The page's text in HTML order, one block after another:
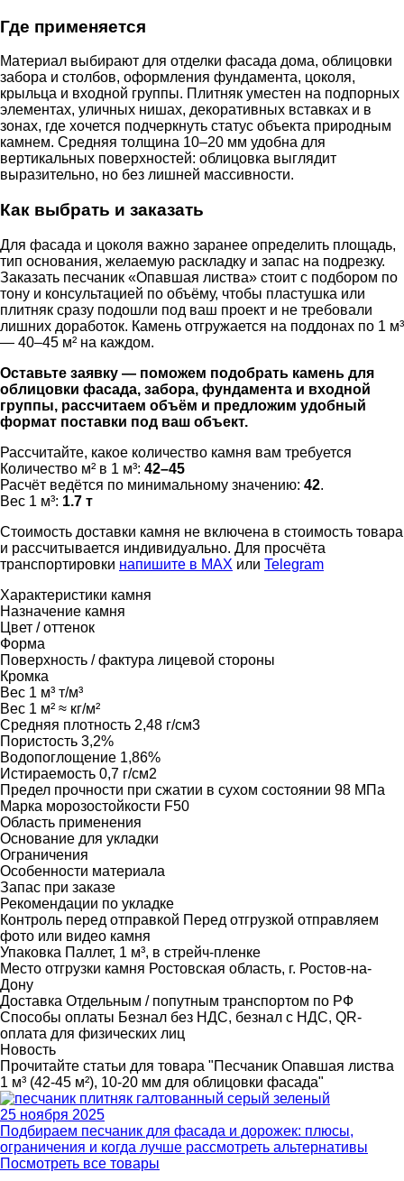
Где применяется
Материал выбирают для отделки фасада дома, облицовки
забора и столбов, оформления фундамента, цоколя,
крыльца и входной группы. Плитняк уместен на подпорных
элементах, уличных нишах, декоративных вставках и в
зонах, где хочется подчеркнуть статус объекта природным
камнем. Средняя толщина 10–20 мм удобна для
вертикальных поверхностей: облицовка выглядит
выразительно, но без лишней массивности.
Как выбрать и заказать
Для фасада и цоколя важно заранее определить площадь,
тип основания, желаемую раскладку и запас на подрезку.
Заказать песчаник «Опавшая листва» стоит с подбором по
тону и консультацией по объёму, чтобы пластушка или
плитняк сразу подошли под ваш проект и не требовали
лишних доработок. Камень отгружается на поддонах по 1 м³
— 40–45 м² на каждом.
Оставьте заявку — поможем подобрать камень для
облицовки фасада, забора, фундамента и входной
группы, рассчитаем объём и предложим удобный
формат поставки под ваш объект.
Рассчитайте, какое количество камня вам требуется
Количество м² в 1 м³: 42–45
Расчёт ведётся по минимальному значению: 42.
Вес 1 м³: 1.7 т
Стоимость доставки камня не включена в стоимость товара
и рассчитывается индивидуально. Для просчёта
транспортировки напишите в MAX или Telegram
Характеристики камня
Назначение камня
Цвет / оттенок
Форма
Поверхность / фактура лицевой стороны
Кромка
Вес 1 м³ т/м³
Вес 1 м² ≈ кг/м²
Средняя плотность 2,48 г/см3
Пористость 3,2%
Водопоглощение 1,86%
Истираемость 0,7 г/см2
Предел прочности при сжатии в сухом состоянии 98 МПа
Марка морозостойкости F50
Область применения
Основание для укладки
Ограничения
Особенности материала
Запас при заказе
Рекомендации по укладке
Контроль перед отправкой Перед отгрузкой отправляем
фото или видео камня
Упаковка Паллет, 1 м³, в стрейч-пленке
Место отгрузки камня Ростовская область, г. Ростов-на-
Дону
Доставка Отдельным / попутным транспортом по РФ
Способы оплаты Безнал без НДС, безнал с НДС, QR-
оплата для физических лиц
Новость
Прочитайте статьи для товара "Песчаник Опавшая листва
1 м³ (42-45 м²), 10-20 мм для облицовки фасада"
25 ноября 2025
Подбираем песчаник для фасада и дорожек: плюсы,
ограничения и когда лучше рассмотреть альтернативы
Посмотреть все товары